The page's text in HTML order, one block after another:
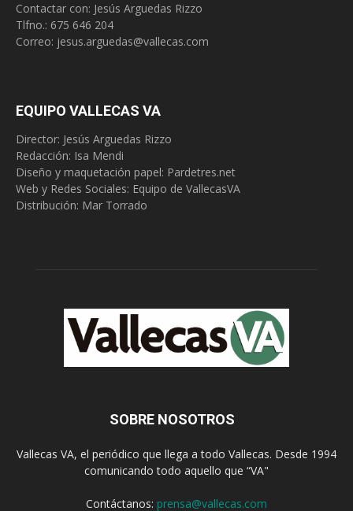
Contactar con: Jesús Arguedas Rizzo
Tlfno.: 675 646 204
Correo: jesus.arguedas@vallecas.com
EQUIPO VALLECAS VA
Director: Jesús Arguedas Rizzo
Redacción: Isa Mendi
Diseño y maquetación papel: Pardetres.net
Web y Redes Sociales: Equipo de VallecasVA
Distribución: Mar Torrado
SOBRE NOSOTROS
Vallecas VA, el periódico que llega a todo Vallecas. Desde 1994
comunicando todo aquello que “VA"
Contáctanos: prensa@vallecas.com